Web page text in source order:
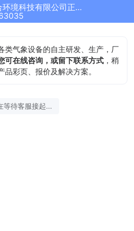
山东天合环境科技有限公司正在为您服务
类气象设备的自主研发、生产，厂
可在线咨询，或留下联系方式 ，稍
彩页、报价及解决方案。
等待客服接起...